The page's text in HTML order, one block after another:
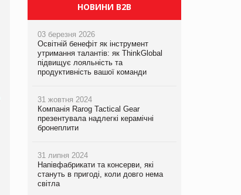
НОВИНИ B2B
03 березня 2026
Освітній бенефіт як інструмент
утримання талантів: як ThinkGlobal
підвищує лояльність та
продуктивність вашої команди
31 жовтня 2024
Компанія Rarog Tactical Gear
презентувала надлегкі керамічні
бронеплити
31 липня 2024
Напівфабрикати та консерви, які
стануть в пригоді, коли довго нема
світла